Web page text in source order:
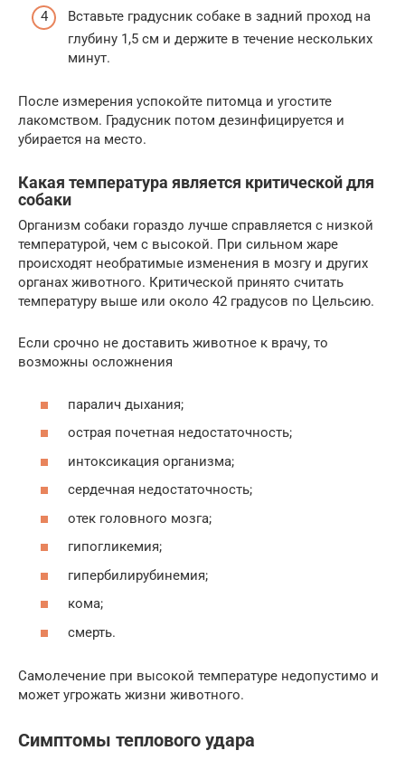
Вставьте градусник собаке в задний проход на
глубину 1,5 см и держите в течение нескольких
минут.
После измерения успокойте питомца и угостите
лакомством. Градусник потом дезинфицируется и
убирается на место.
Какая температура является критической для
собаки
Организм собаки гораздо лучше справляется с низкой
температурой, чем с высокой. При сильном жаре
происходят необратимые изменения в мозгу и других
органах животного. Критической принято считать
температуру выше или около 42 градусов по Цельсию.
Если срочно не доставить животное к врачу, то
возможны осложнения
паралич дыхания;
острая почетная недостаточность;
интоксикация организма;
сердечная недостаточность;
отек головного мозга;
гипогликемия;
гипербилирубинемия;
кома;
смерть.
Самолечение при высокой температуре недопустимо и
может угрожать жизни животного.
Симптомы теплового удара